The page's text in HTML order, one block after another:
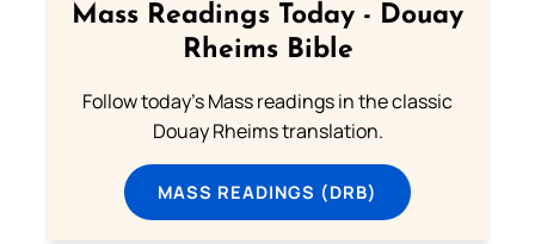
Mass Readings Today - Douay
Rheims Bible
Follow today's Mass readings in the classic
Douay Rheims translation.
MASS READINGS (DRB)